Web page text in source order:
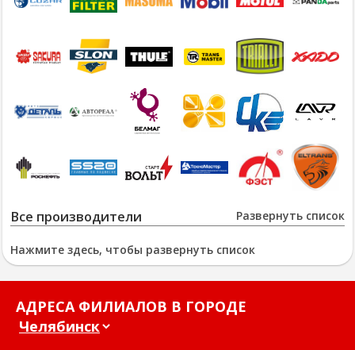
Развернуть список
Все производители
Нажмите здесь, чтобы развернуть список
АДРЕСА ФИЛИАЛОВ В ГОРОДЕ